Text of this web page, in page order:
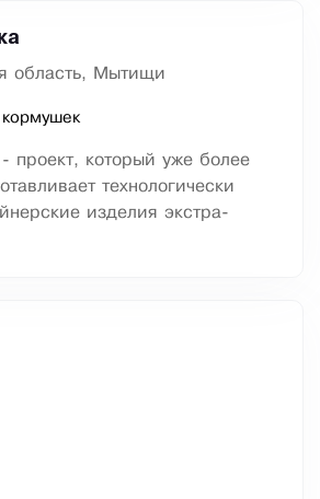
область, Мытищи
кормушек
проект, который уже более
технологически
изделия экстра-